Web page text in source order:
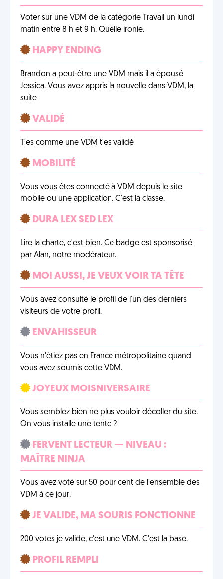
Voter sur une VDM de la catégorie Travail un lundi
matin entre 8 h et 9 h. Quelle ironie.
HAPPY ENDING
Brandon a peut-être une VDM mais il a épousé
Jessica. Vous avez appris la nouvelle dans VDM, la
suite
VALIDÉ
T'es comme une VDM t'es validé
MOBILITÉ
Vous vous êtes connecté à VDM depuis le site
mobile ou une application. C'est la classe.
DURA LEX SED LEX
Lire la charte, c'est bien. Ce badge est sponsorisé
par Alan, notre modérateur.
MOI AUSSI, JE VEUX VOIR TA TÊTE
Vous avez consulté le profil de l'un des derniers
visiteurs de votre profil.
ENVAHISSEUR
Vous n'étiez pas en France métropolitaine quand
vous avez soumis cette VDM.
JOYEUX MOISNIVERSAIRE
Vous semblez bien ne plus vouloir décoller du site.
On vous installe une tente ?
FERVENT LECTEUR — NIVEAU :
MAÎTRE NINJA
Vous avez voté sur 50 pour cent de l'ensemble des
VDM à ce jour.
JE VALIDE, MA SOURIS FONCTIONNE
200 votes je valide, c'est une VDM. C'est la base.
PROFIL REMPLI